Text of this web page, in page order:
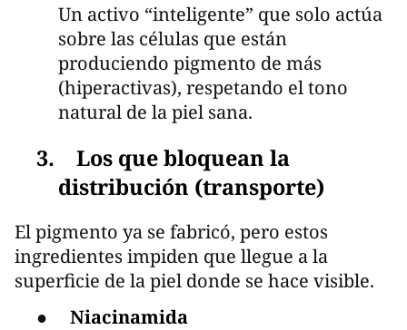
Un activo “inteligente” que solo actúa
sobre las células que están
produciendo pigmento de más
(hiperactivas), respetando el tono
natural de la piel sana.
3. Los que bloquean la
distribución (transporte)
El pigmento ya se fabricó, pero estos
ingredientes impiden que llegue a la
superficie de la piel donde se hace visible.
● Niacinamida